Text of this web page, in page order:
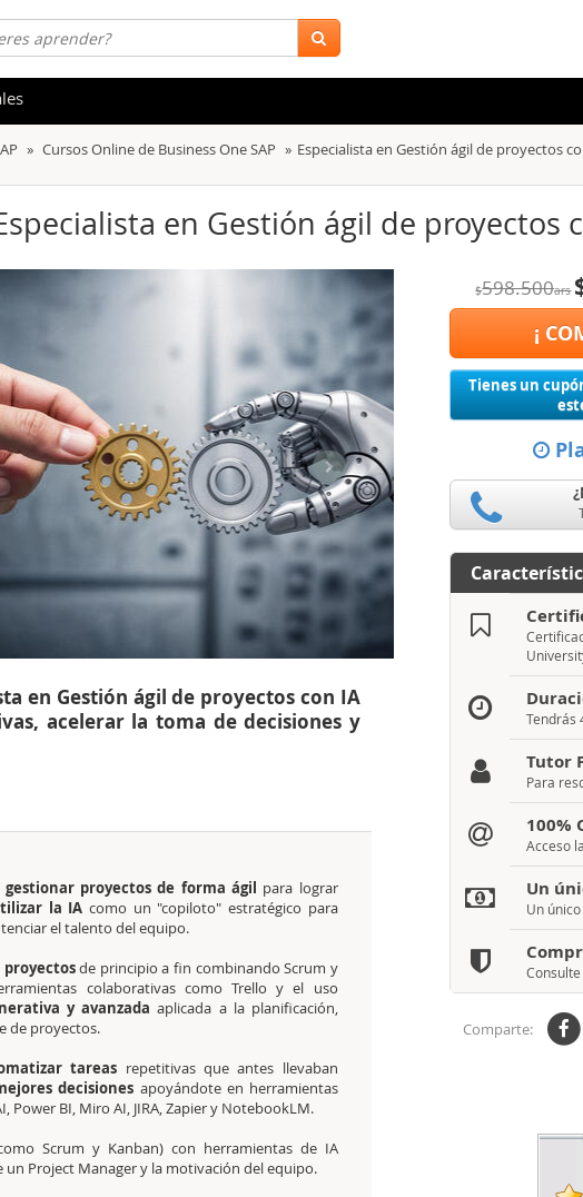
Marketing y Comunicación
Comercial y Ventas
Medio Ambiente
Cursos Online de Business One SAP Especialista en Gestión ágil de proyectos
en Gestión ágil de proyectos
en Gestión ágil de proyectos con IA
acelerar la toma de decisiones y
gestionar proyectos de forma ágil para lograr
la IA como un "copiloto" estratégico para
el talento del equipo.
proyectosde principio a fin combinando Scrum y
colaborativas como Trello y el uso
y avanzada aplicada a la planificación,
de proyectos.
tareas repetitivas que antes llevaban
decisiones apoyándote en herramientas
Power BI, Miro AI, JIRA, Zapier y NotebookLM.
Scrum y Kanban) con herramientas de IA
Project Manager y la motivación del equipo.
$598.500ars
¡
Tienes un
Tendrás
Tutor
Para
100%
Acceso
Un
Un
Comparte: